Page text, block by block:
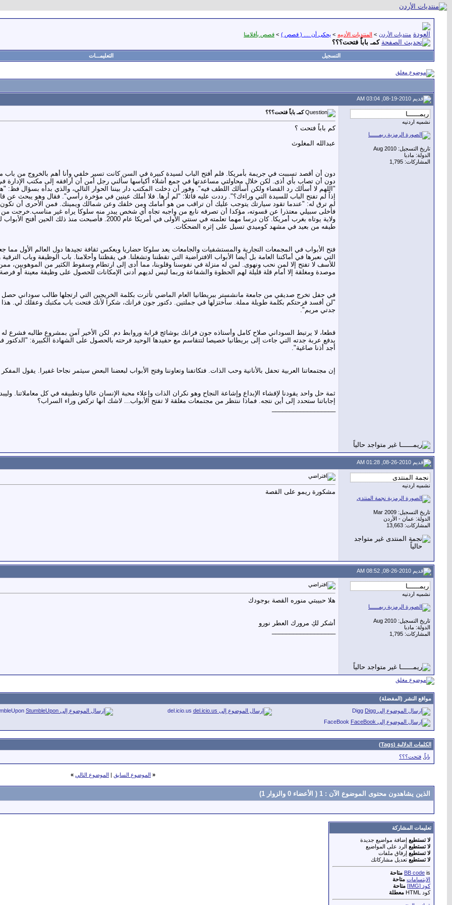
منتديات الأردن > المنتديات الأدبيه > يحكى أن .... ( قصص ) > قصص بأقلامنا
كمـ باباً فتحت؟؟؟
التسجيل التعليمـــات
نشميه اردنيه
تاريخ التسجيل: Aug 2010
الدولة: مادبا
المشاركات: 1,795
كمـ باباً فتحت؟؟؟
كم باباً فتحت ؟
عبدالله المغلوث
دون أن أقصد تسببت في جريمة بأمريكا. فلم أفتح الباب لسيدة كبيرة في السن كانت تسير خلفي وأنا أهم بالخروج من
دون أن تصاب بأي أذى. لكن خلال محاولتي مساعدتها في جمع أشلاء أكياسها سألني رجل أمن أن أرافقه إلى مكتب
"اللهم لا أسألك رد القضاء ولكن أسألك اللطف فيه". وفور أن دخلت المكتب دار بيننا الحوار التالي، والذي بدأه بسؤال
إذاً لم تفتح الباب للسيدة التي وراءك؟". رددت عليه قائلا: "لم أرها. فلا أملك عينين في مؤخرة رأسي". فقال وهو يبحث عن
لم ترق له: "عندما تقود سيارتك يتوجب عليك أن تراقب من هو أمامك ومن خلفك وعن شمالك ويمينك. فمن الأحرى أن تكون
فأخلى سبيلي معتذرا عن قسوته، مؤكدا أن تصرفه نابع من واجبه تجاه أي شخص يبدر منه سلوكا يراه غير مناسب.خرجت
ولاية يوتاه بغرب أمريكا. كان درسا مهما تعلمته في سنتي
طيفه من بعيد في مشهد كوميدي تسيل على إثره الضحكات.
فتح الأبواب في المجمعات التجارية والمستشفيات والجامعات يعد سلوكا حضاريا ويعكس ثقافة تجيدها دول العالم الأول مما
التي نعبرها في أماكننا العامة بل أيضا الأبواب الافتراضية التي تقطننا وتشغلنا. في يقظتنا وأحلامنا. باب الوظيفة وباب
للأسف لا تفتح إلا لمن نحب ونهوى. لمن له منزلة في نفوسنا وقلوبنا، مما أدى إلى ارتطام وسقوط الكثير من الموهوبين، ممن
موصدة ومغلقة إلا أمام قلة قليلة لهم الحظوة والشفاعة وربما ليس لديهم أدنى الإمكانات للحصول على وظيفة معينة أو
في حفل تخرج صديقي من جامعة مانشستر ببريطانيا العام الماضي تأثرت بكلمة الخريجين التي ارتجلها طالب سوداني حصل
"لن أفسد فرحتكم بكلمة طويلة مملة. سأختزلها في جملتين. دكتور جون فرانك، شكرا لأنك فتحت باب مكتبك وعقلك لي.
جدتي مريم".
قطعا، لا يرتبط السوداني صلاح كامل وأستاذه جون فرانك بوشائج قرابة وروابط دم. لكن الأخير آمن بمشروع طالبه فشرع
يدفع عربة جدته التي جاءت إلى بريطانيا خصيصا لتتقاسم مع حفيدها الوحيد فرحته بالحصول على الشهادة الكبيرة:
أجد أذنا صاغية".
إن مجتمعاتنا العربية تحفل بالأنانية وحب الذات. فتكاتفنا وتعاوننا وفتح الأبواب لبعضنا البعض سيثمر نجاحا غفيرا. يقول
ثمة حل واحد يقودنا لإفشاء الإبداع وإشاعة النجاح وهو نكران الذات وإعلاء محبة الإنسان عاليا وتطبيقه في كل معاملاتنا.
إجاباتنا ستحدد إلى أين نتجه. فماذا ننتظر من مجتمعات مغلقة لا تفتح الأبواب... لاشك أنها تركض وراء السراب؟
نشميه اردنيه
تاريخ التسجيل: Mar 2009
الدولة: عمان - الأردن
المشاركات: 13,663
مشكورة ريمو على القصة
نشميه اردنيه
تاريخ التسجيل: Aug 2010
الدولة: مادبا
المشاركات: 1,795
هلا حبيبتي منوره القصة بوجودك
أشكر لكِ مرورك العطر نورو
مواقع النشر (المفضلة)
Digg
del.icio.us
FaceBook
الكلمات الدلالية (Tags)
باباً فتحت؟؟؟
« الموضوع السابق | الموضوع التالي »
الذين يشاهدون محتوى الموضوع الآن : 1 ( الأعضاء 0 والزوار 1)
تعليمات المشاركة
لا تستطيع إضافة مواضيع جديدة
لا تستطيع الرد على المواضيع
لا تستطيع إرفاق ملفات
لا تستطيع تعديل مشاركاتك
BB code is
متاحة
الابتسامات متاحة
كود [IMG]
متاحة
كود HTML
معطلة